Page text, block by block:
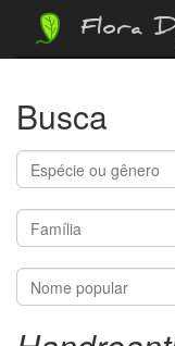
Flora
Busca